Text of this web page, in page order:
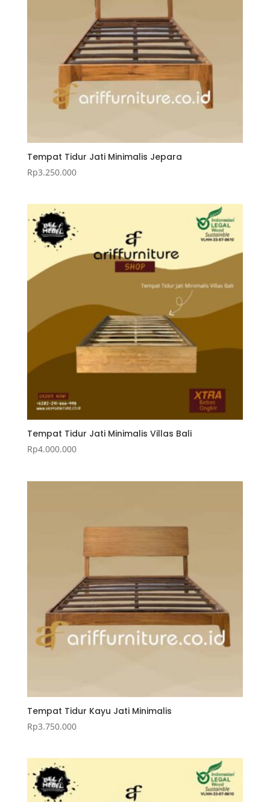
Tempat Tidur Jati Minimalis Jepara
Rp3.250.000
Tempat Tidur Jati Minimalis Villas Bali
Rp4.000.000
Tempat Tidur Kayu Jati Minimalis
Rp3.750.000